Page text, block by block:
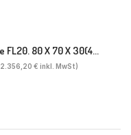
North Elektrische Fritteuse FL20. 80 X 70 X 30(46) Cm
2.356,20 € inkl. MwSt)